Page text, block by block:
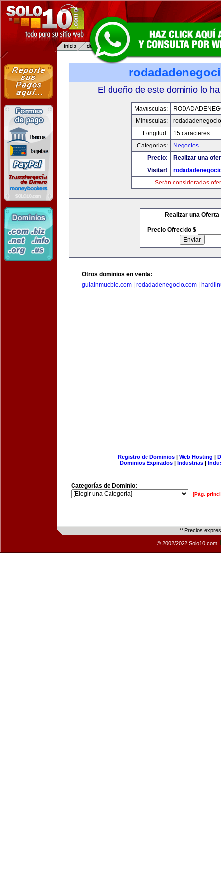
El dueño de este dominio lo
Mayusculas:
Minusculas:
Longitud:
15 caracteres
Categorias:
Negocios
Precio:
Realizar una
Visitar!
Serán consideradas
Realizar una Oferta
Precio Ofrecido $
Otros dominios en venta:
guiainmueble.com
rodadadenegocio.com
Registro de Dominios| Web Hosting |
Dominios Expirados | Industrias |
Categorías de Dominio:
[Pág.
** Precios
© 2002/2022 Solo10.com